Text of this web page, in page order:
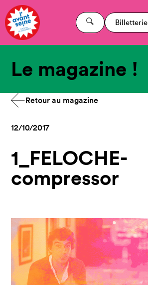
Billetterie
Le magazine !
Retour au magazine
12/10/2017
1_FELOCHE-
compressor